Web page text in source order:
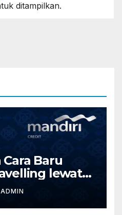
ditampilkan.
Baru
lewat
Mandiri
ADMIN